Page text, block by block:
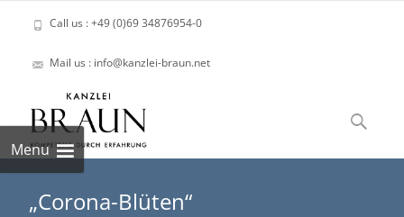
Call us : +49 (0)69 34876954-0
Mail us : info@kanzlei-braun.net
Menu
to
content
Suchen
nach:
„Corona-Blüten“